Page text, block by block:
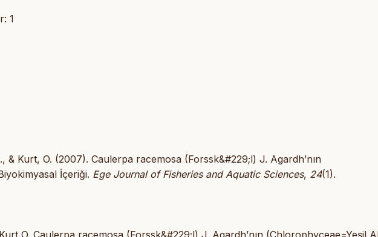
1
& Kurt, O. (2007). Caulerpa racemosa (Forssk&#229;l) J. Agardh’nın
İçeriği. Ege Journal of Fisheries and Aquatic Sciences, 24(1).